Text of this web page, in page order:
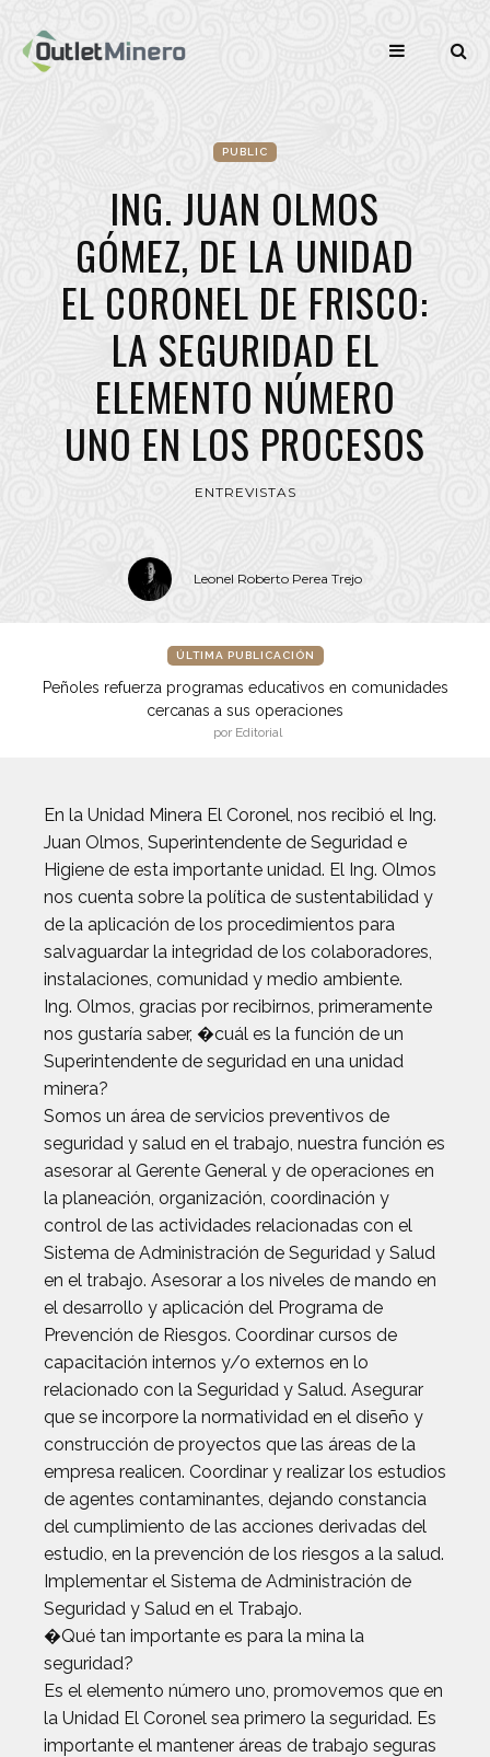
PUBLIC
ING. JUAN OLMOS
GÓMEZ, DE LA UNIDAD
EL CORONEL DE FRISCO:
LA SEGURIDAD EL
ELEMENTO NÚMERO
UNO EN LOS PROCESOS
ENTREVISTAS
Leonel Roberto Perea Trejo
ÚLTIMA PUBLICACIÓN
Peñoles refuerza programas educativos en comunidades
cercanas a sus operaciones
por Editorial
En la Unidad Minera El Coronel, nos recibió el Ing.
Juan Olmos, Superintendente de Seguridad e
Higiene de esta importante unidad. El Ing. Olmos
nos cuenta sobre la política de sustentabilidad y
de la aplicación de los procedimientos para
salvaguardar la integridad de los colaboradores,
instalaciones, comunidad y medio ambiente.
Ing. Olmos, gracias por recibirnos, primeramente
nos gustaría saber, �cuál es la función de un
Superintendente de seguridad en una unidad
minera?
Somos un área de servicios preventivos de
seguridad y salud en el trabajo, nuestra función es
asesorar al Gerente General y de operaciones en
la planeación, organización, coordinación y
control de las actividades relacionadas con el
Sistema de Administración de Seguridad y Salud
en el trabajo. Asesorar a los niveles de mando en
el desarrollo y aplicación del Programa de
Prevención de Riesgos. Coordinar cursos de
capacitación internos y/o externos en lo
relacionado con la Seguridad y Salud. Asegurar
que se incorpore la normatividad en el diseño y
construcción de proyectos que las áreas de la
empresa realicen. Coordinar y realizar los estudios
de agentes contaminantes, dejando constancia
del cumplimiento de las acciones derivadas del
estudio, en la prevención de los riesgos a la salud.
Implementar el Sistema de Administración de
Seguridad y Salud en el Trabajo.
�Qué tan importante es para la mina la
seguridad?
Es el elemento número uno, promovemos que en
la Unidad El Coronel sea primero la seguridad. Es
importante el mantener áreas de trabajo seguras